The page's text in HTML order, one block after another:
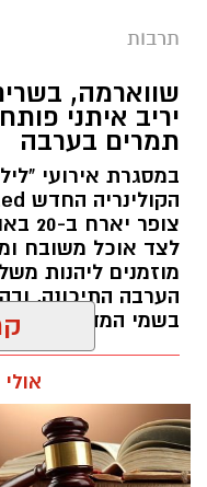
תרבות
שווארמה,
יריב איתני
תמרים בערבה
במסגרת אירועי
לצד אוכל משובח
מוזמנים ליהנות
הערבה התיכונה,
בשמי המדבר.